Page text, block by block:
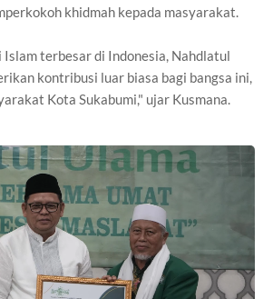
khidmah kepada masyarakat.
Islam terbesar di Indonesia, Nahdlatul
kontribusi luar biasa bagi bangsa ini,
Kota Sukabumi," ujar Kusmana.